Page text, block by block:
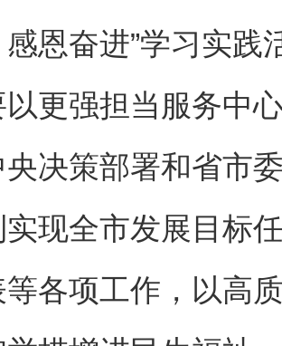
恩奋进”学习实践
更强担当服务中
央决策部署和省市
实现全市发展目标
各项工作，以高